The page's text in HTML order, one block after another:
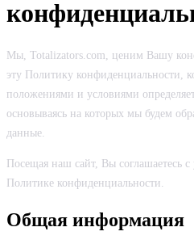
Мы, Totalizators.com, ценим Вашу
эту Политику конфиденциальности,
положениями и условиями
основываясь на которых мы будем
данные.
Посещая наш сайт, Вы соглашаетесь
Политике конфиденциальности.
Общая информация